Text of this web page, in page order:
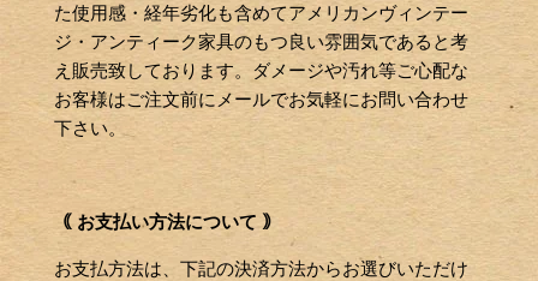
た使用感・経年劣化も含めてアメリカンヴィンテー
ジ・アンティーク家具のもつ良い雰囲気であると考
え販売致しております。ダメージや汚れ等ご心配な
お客様はご注文前にメールでお気軽にお問い合わせ
下さい。
｟ お支払い方法について ｠
お支払方法は、下記の決済方法からお選びいただけ